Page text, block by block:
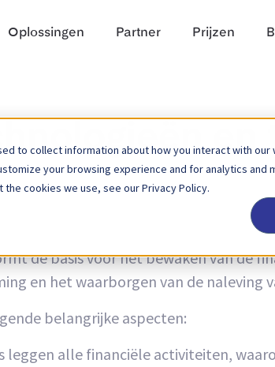
to collect information about how you interact with our
your browsing experience and for analytics and
cookies we use, see our Privacy Policy.
Oplossingen Partner Prijzen
en
van het vastleggen, samenvatten,
de basis voor het bewaken van de
en het waarborgen van de naleving
belangrijke aspecten:
leggen alle financiële activiteiten,